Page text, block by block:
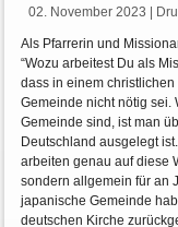
02. November 2023
Als Pfarrerin und
“Wozu arbeitest Du als
dass in einem
Gemeinde nicht nötig sei.
Gemeinde sind, ist man
Deutschland ausgelegt
arbeiten genau auf diese
sondern allgemein für an
japanische Gemeinde
deutschen Kirche